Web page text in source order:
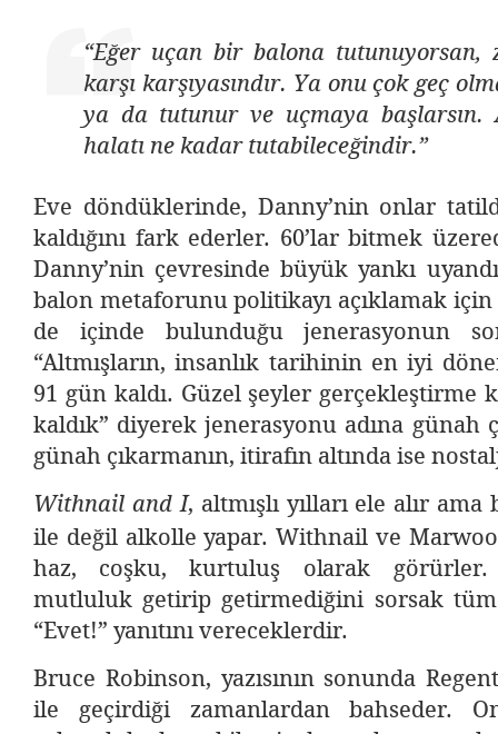
“Eğer uçan bir balona
karşı karşıyasındır. Ya onu çok geç
ya da tutunur ve uçmaya başlarsın.
halatı ne kadar tutabileceğindir.”
Eve döndüklerinde, Danny’nin onlar
kaldığını fark ederler. 60’lar bitmek
Danny’nin çevresinde büyük yankı
balon metaforunu politikayı açıklamak
de içinde bulunduğu jenerasyonun
“Altmışların, insanlık tarihinin en iyi
91 gün kaldı. Güzel şeyler gerçekleştirme
kaldık” diyerek jenerasyonu adına günah
günah çıkarmanın, itirafın altında ise
Withnail and I, altmışlı yılları ele alır
ile değil alkolle yapar. Withnail ve
haz, coşku, kurtuluş olarak
mutluluk getirip getirmediğini sorsak
“Evet!” yanıtını vereceklerdir.
Bruce Robinson, yazısının sonunda
ile geçirdiği zamanlardan bahseder.